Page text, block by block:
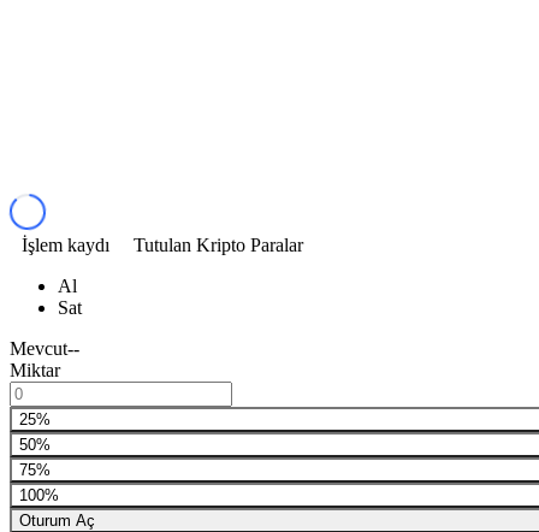
İşlem kaydı
Tutulan Kripto Paralar
Al
Sat
Mevcut--
Miktar
25%
50%
75%
100%
Oturum Aç